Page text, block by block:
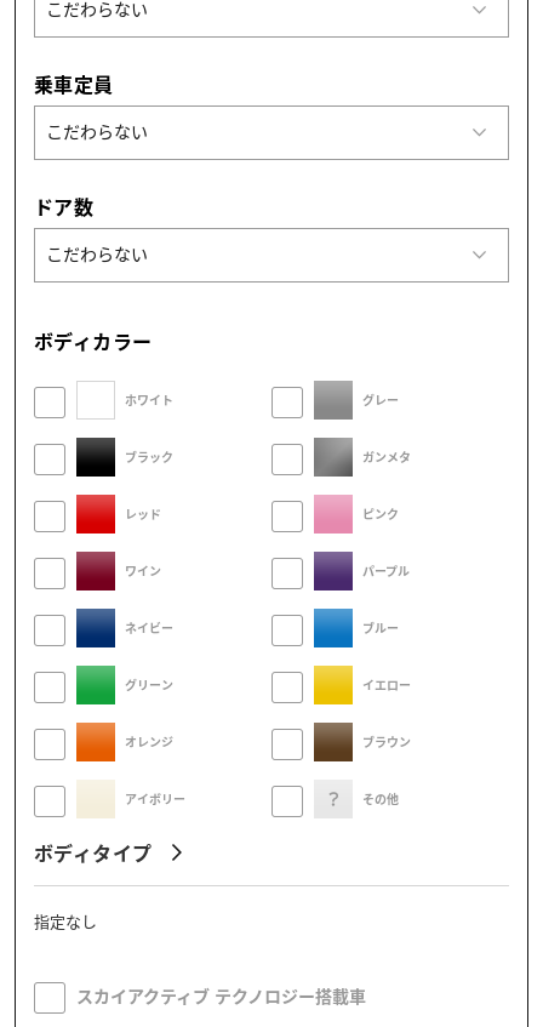
乗車定員
ドア数
ボディカラー
ホワイト グレー
ブラック ガンメタ
レッド ピンク
ワイン パープル
ネイビー ブルー
グリーン イエロー
オレンジ ブラウン
アイボリー その他
ボディタイプ
指定なし
スカイアクティブ テクノロジー搭載車